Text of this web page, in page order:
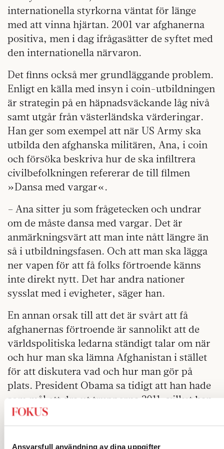
Ansvarsfull användning av dina uppgifter
internationella styrkorna väntat för länge
med att vinna hjärtan. 2001 var afghanerna
positiva, men i dag ifrågasätter de syftet med
den internationella närvaron.
Det finns också mer grundläggande problem.
Enligt en källa med insyn i coin-utbildningen
är strategin på en häpnadsväckande låg nivå
samt utgår från västerländska värderingar.
Han ger som exempel att när US Army ska
utbilda den afghanska militären, Ana, i coin
och försöka beskriva hur de ska infiltrera
civilbefolkningen refererar de till filmen
»Dansa med vargar«.
– Ana sitter ju som frågetecken och undrar
om de måste dansa med vargar. Det är
anmärkningsvärt att man inte nått längre än
så i utbildningsfasen. Och att man ska lägga
ner vapen för att få folks förtroende känns
inte direkt nytt. Det har andra nationer
sysslat med i evigheter, säger han.
En annan orsak till att det är svårt att få
afghanernas förtroende är sannolikt att de
världspolitiska ledarna ständigt talar om när
och hur man ska lämna Afghanistan i stället
för att diskutera vad och hur man gör på
plats. President Obama sa tidigt att han hade
som mål att dra ut trupperna 2011, vilket han
flera gånger fått släta över med att alla
trupper inte ska dras tillbaka samtidigt.
Nyligen gick Englands nye premiärminister